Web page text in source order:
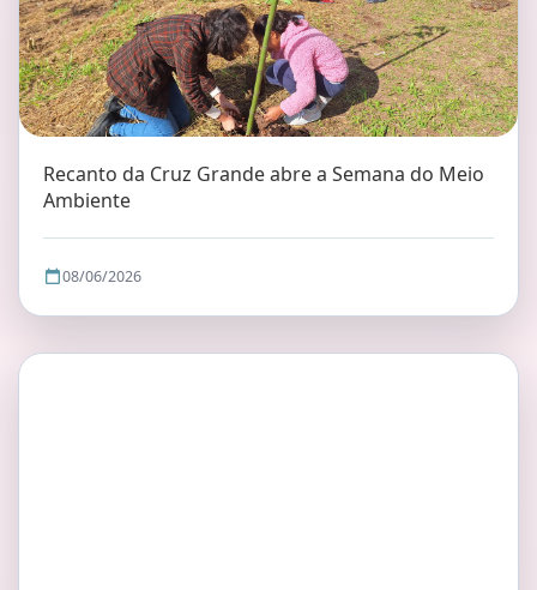
Recanto da Cruz Grande abre a Semana do Meio
Ambiente
08/06/2026